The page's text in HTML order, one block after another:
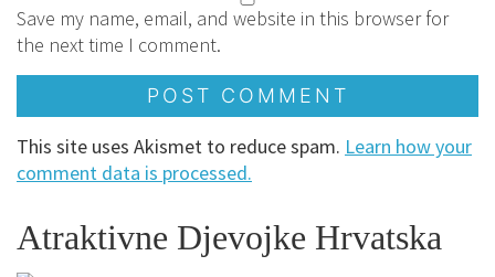
Save my name, email, and website in this browser for
the next time I comment.
This site uses Akismet to reduce spam. Learn how your
comment data is processed.
Atraktivne Djevojke Hrvatska